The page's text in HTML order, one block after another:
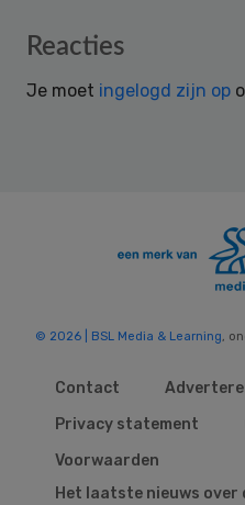
Reader
Reacties
Je moet ingelogd zijn op
© 2026 | BSL Media & Learning,
Contact
Privacy statement
Voorwaarden
Het laatste nieuws over